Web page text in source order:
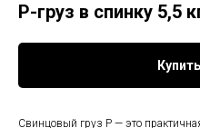
P-груз в спинку 5,5
Купить
Свинцовый груз P — это